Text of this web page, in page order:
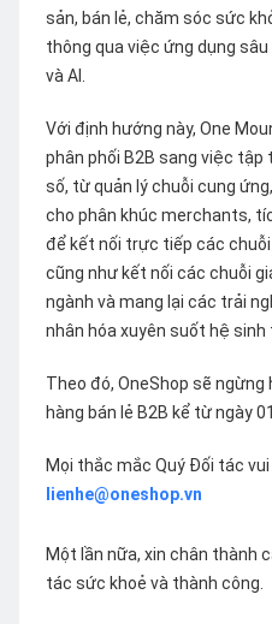
sản, bán lẻ, chăm sóc sức
thông qua việc ứng dụng
và AI.
Với định hướng này, One
phân phối B2B sang việc
số, từ quản lý chuỗi cung
cho phân khúc merchants,
để kết nối trực tiếp các
cũng như kết nối các chuỗi
ngành và mang lại các trải
nhân hóa xuyên suốt hệ sinh
Theo đó, OneShop sẽ
hàng bán lẻ B2B kể từ ngày
Mọi thắc mắc Quý Đối tác
lienhe@oneshop.vn
Một lần nữa, xin chân thành
tác sức khoẻ và thành công.